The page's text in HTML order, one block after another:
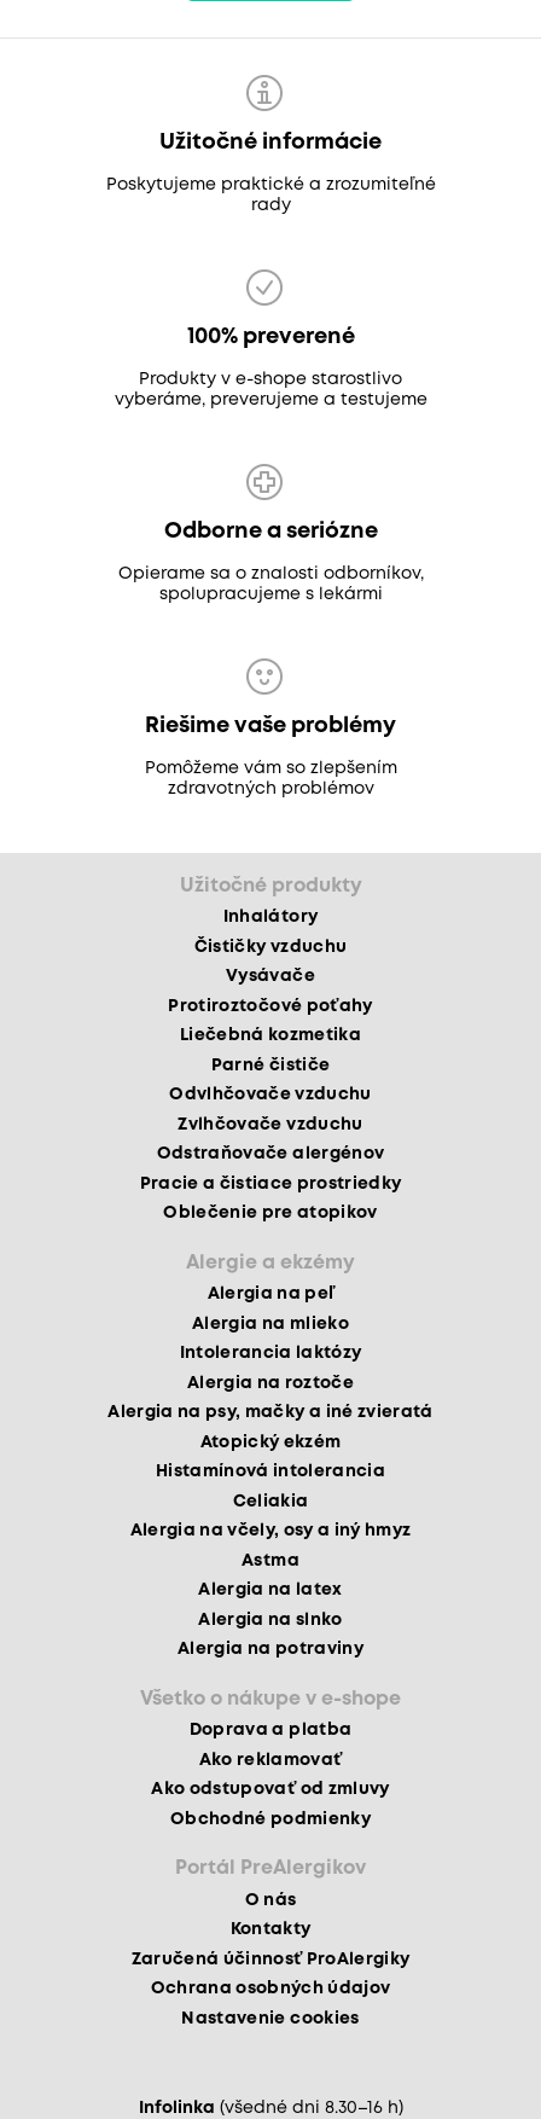
Užitočné informácie
Poskytujeme praktické a zrozumiteľné
rady
100% preverené
Produkty v e-shope starostlivo
vyberáme, preverujeme a testujeme
Odborne a seriózne
Opierame sa o znalosti odborníkov,
spolupracujeme s lekármi
Riešime vaše problémy
Pomôžeme vám so zlepšením
zdravotných problémov
Užitočné produkty
Inhalátory
Čističky vzduchu
Vysávače
Protiroztočové poťahy
Liečebná kozmetika
Parné čističe
Odvlhčovače vzduchu
Zvlhčovače vzduchu
Odstraňovače alergénov
Pracie a čistiace prostriedky
Oblečenie pre atopikov
Alergie a ekzémy
Alergia na peľ
Alergia na mlieko
Intolerancia laktózy
Alergia na roztoče
Alergia na psy, mačky a iné zvieratá
Atopický ekzém
Histamínová intolerancia
Celiakia
Alergia na včely, osy a iný hmyz
Astma
Alergia na latex
Alergia na slnko
Alergia na potraviny
Všetko o nákupe v e-shope
Doprava a platba
Ako reklamovať
Ako odstupovať od zmluvy
Obchodné podmienky
Portál PreAlergikov
O nás
Kontakty
Zaručená účinnosť ProAlergiky
Ochrana osobných údajov
Nastavenie cookies
Infolinka (všedné dni 8.30–16 h)